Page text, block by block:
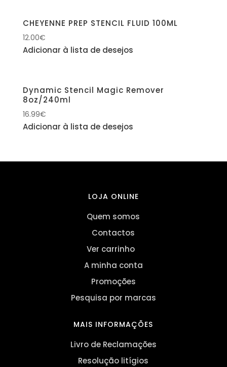
CHEYENNE PREP STENCIL FLUID 100ML
12.00€
Adicionar à lista de desejos
Dynamic Stencil Magic Remover
8oz/240ml
16.99€
Adicionar à lista de desejos
LOJA ONLINE
Quem somos
Contactos
Ver carrinho
A minha conta
Promoções
Pesquisa por marcas
MAIS INFORMAÇÕES
Livro de Reclamações
Resolução litígios